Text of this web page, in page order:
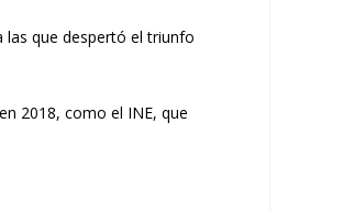
las que despertó el triunfo
2018, como el INE, que